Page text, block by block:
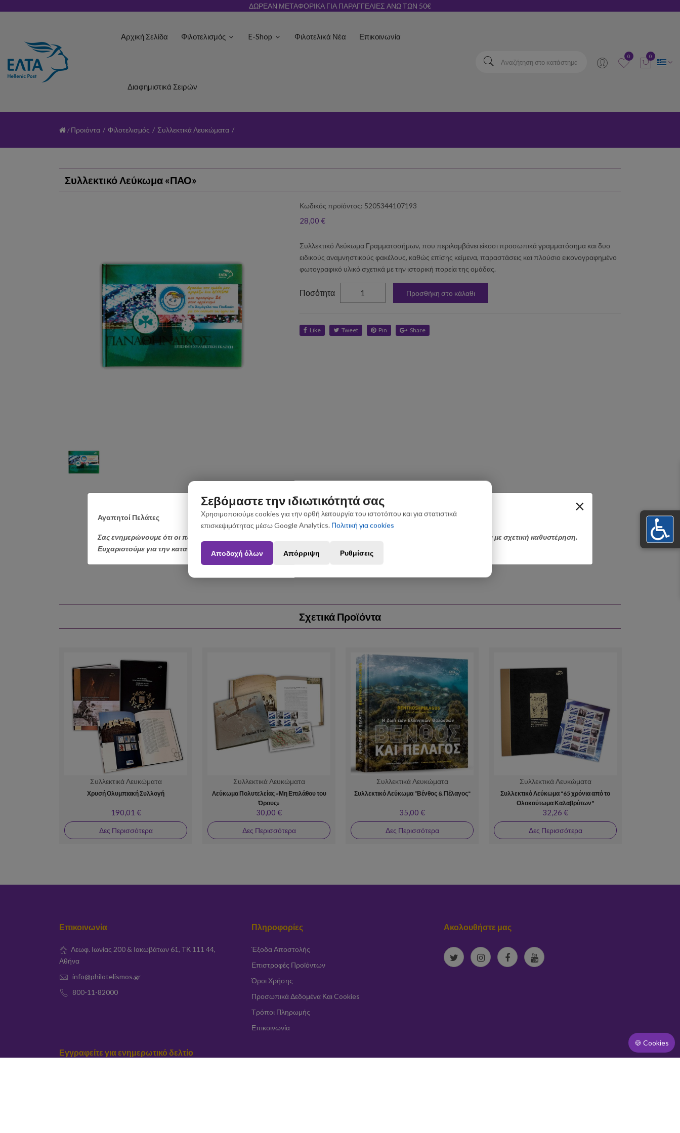
ΔΩΡΕΑΝ ΜΕΤΑΦΟΡΙΚΑ ΓΙΑ ΠΑΡΑΓΓΕΛΙΕΣ ΑΝΩ ΤΩΝ 50€
Αρχική Σελίδα Φιλοτελισμός E-Shop Φιλοτελικά Νέα Επικοινωνία
Διαφημιστικά Σειρών
elta 0 0
Προιόντα / Φιλοτελισμός / Συλλεκτικά Λευκώματα /
×
Αγαπητοί Πελάτες
Σας ενημερώνουμε ότι οι παραγγελίες που θα πραγματοποιηθούν από 3 έως 31 Αυγούστου ενδέχεται να αποσταλούν με σχετική καθυστέρηση.
Ευχαριστούμε για την κατανόηση.
Συλλεκτικό Λεύκωμα «ΠΑΟ»
Κωδικός προϊόντος: 5205344107193
28,00 €
Συλλεκτικό Λεύκωμα Γραμματοσήμων, που περιλαμβάνει είκοσι προσωπικά γραμματόσημα και δυο
ειδικούς αναμνηστικούς φακέλους, καθώς επίσης κείμενα, παραστάσεις και πλούσιο εικονογραφημένο
φωτογραφικό υλικό σχετικά με την ιστορική πορεία της ομάδας.
Ποσότητα Προσθήκη στο κάλαθι
Like Tweet Pin Share
Σχετικά Προϊόντα
Συλλεκτικά Λευκώματα
Χρυσή Ολυμπιακή Συλλογή
190,01 €
Δες Περισσότερα
Συλλεκτικά Λευκώματα
Λεύκωμα Πολυτελείας «Μη Επιλάθου του
Όρους»
30,00 €
Δες Περισσότερα
Συλλεκτικά Λευκώματα
Συλλεκτικό Λεύκωμα “Βένθος & Πέλαγος"
35,00 €
Δες Περισσότερα
Συλλεκτικά Λευκώματα
Συλλεκτικό Λεύκωμα "65 χρόνια από το
Ολοκαύτωμα Καλαβρύτων"
32,26 €
Δες Περισσότερα
Επικοινωνία
Λεωφ. Ιωνίας 200 & Ιακωβάτων 61, ΤΚ 111 44,
Αθήνα
info@philotelismos.gr
800-11-82000
Πληροφορίες
Έξοδα Αποστολής
Επιστροφές Προϊόντων
Όροι Χρήσης
Προσωπικά Δεδομένα Και Cookies
Τρόποι Πληρωμής
Επικοινωνία
Ακολουθήστε μας
Εγγραφείτε για ενημερωτικό δελτίο
Σεβόμαστε την ιδιωτικότητά σας
Χρησιμοποιούμε cookies για την ορθή λειτουργία του ιστοτόπου και για στατιστικά
επισκεψιμότητας μέσω Google Analytics. Πολιτική για cookies
Αποδοχή όλων Απόρριψη Ρυθμίσεις
🍪 Cookies